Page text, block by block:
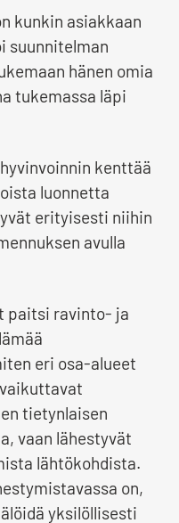
kunkin asiakkaan
suunnitelman
hänen omia
tukemassa läpi
kenttää
luonnetta
erityisesti niihin
avulla
paitsi ravinto- ja
eri osa-alueet
tietynlaisen
vaan lähestyvät
lähtökohdista.
on,
yksilöllisesti